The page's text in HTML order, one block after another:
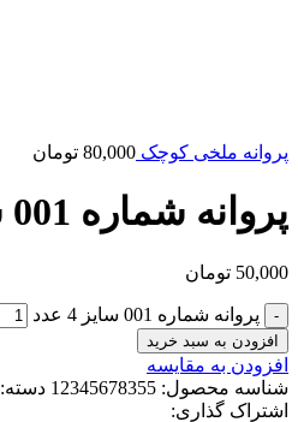
پروانه ملخی کوچک 80,000 تومان
پروانه شماره 001 سایز 4
50,000 تومان
پروانه شماره 001 سایز 4 عدد
افزودن به سبد خرید
افزودن به مقایسه
شناسه محصول: 12345678355 دسته:
اشتراک گذاری: